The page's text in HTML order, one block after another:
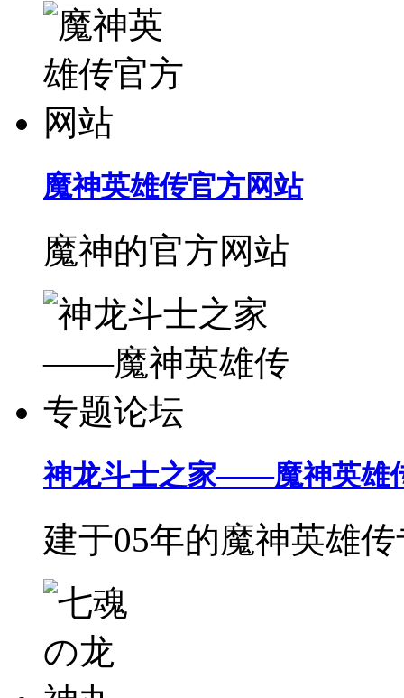
魔神英雄传官方网站
魔神的官方网站
神龙斗士之家——魔神英雄
建于05年的魔神英雄